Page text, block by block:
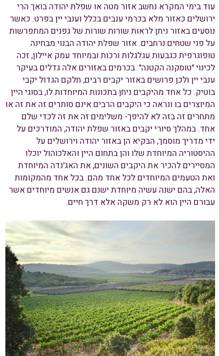
עוד בימי המקרא נחשב אזור מטה או שפלת יהודה בואך הרי
ירושלים כאזור מלא בכרמי ענבים בכלל וענבי יין בפרט. כאשר
נוסעים באזור ניתן לראות שורות שורות של גפנים המתפרשות
על פני שטחים נרחבים. אזור שפלת יהודה הבנוי מבחינה
טופוגרפית כגבעות עגלגלות ורכות ובמיוחד עמק איילון, זכה
לכינוי "טוסקנה הקטנה". בכרמים באזורים אלה גדלים בעיקר
ענבי יין ולכן פרושים באזור יקבים רבים, חלקם הגדול יקבי
בוטיק. כל אחד מהיקבים ניחן בתכונות המיוחדות לו, בסוגי היין
המיוצרים בו ונראה כי היקבים הרבים אינם סותרים זה את זה או
מתחרים זה בזה לא להיפך- משלימים זה את זה לכדי שלם
אחד. במהלך סיורי יקבים באזור שפלת יהודה, המודרכים על
ידי מדריך מוסמך, הבקיא הן באזור יהודה וירושלים על
ההיסטוריה המיוחדת שלו והן בתחום היין והאלכוהול יוכלו
המסיירים להכיר את היקבים השונים, את האג'נדה המיוחדת
ואת הטעמים המיוחדים לכל אחד מהם. בכל אחד מהמקומות
האלה, בהם ישנה עשיה מיוחדת ישנם גם אנשים מיוחדים אשר
עבורם היין הוא לא רק משקה אלא דרך חיים.